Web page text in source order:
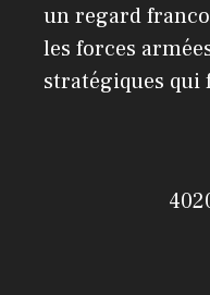
un regard
les forces
stratégiques qui